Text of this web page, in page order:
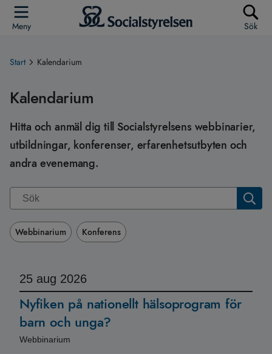
Meny Sök
Start Kalendarium
Kalendarium
Hitta och anmäl dig till Socialstyrelsens webbinarier,
utbildningar, konferenser, erfarenhetsutbyten och
andra evenemang.
Webbinarium Konferens
25 aug 2026
Nyfiken på nationellt hälsoprogram för
barn och unga?
Webbinarium